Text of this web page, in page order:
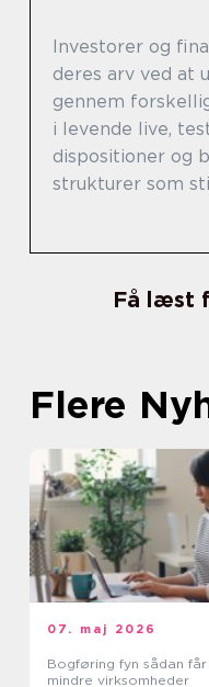
Investorer og
deres arv ved at
gennem
i levende live,
dispositioner og
strukturer som
Få læst
Flere
07. maj 2026
Bogføring fyn sådan får
mindre virksomheder